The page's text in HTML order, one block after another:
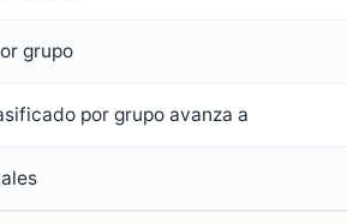
grupo
por grupo avanza a